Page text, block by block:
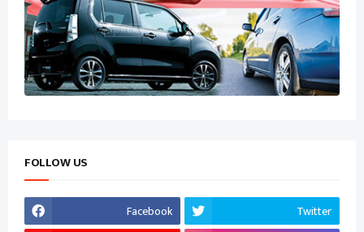
FOLLOW US
Facebook
Twitter